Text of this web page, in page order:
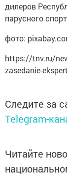
дилеров
парусного
фото:
https://tnv.ru/
zasedanie-
Следите за
Telegram-
Читайте